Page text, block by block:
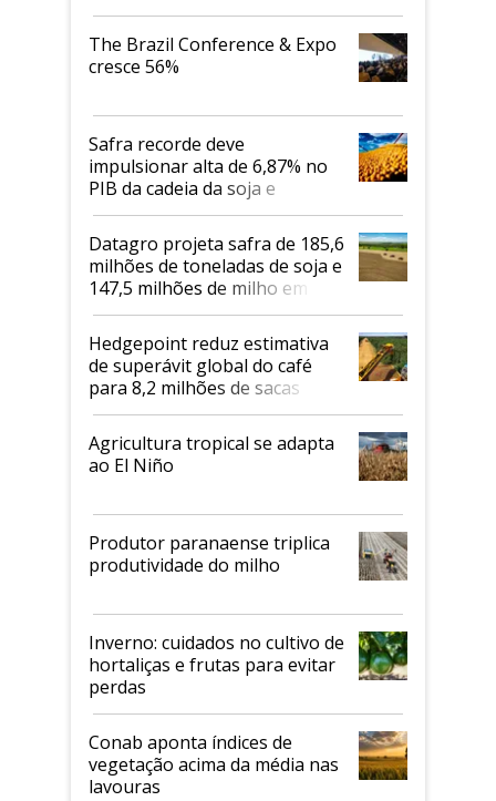
cafés Canephora
The Brazil Conference & Expo
cresce 56%
Safra recorde deve
impulsionar alta de 6,87% no
PIB da cadeia da soja e
biodiesel em 2026
Datagro projeta safra de 185,6
milhões de toneladas de soja e
147,5 milhões de milho em
2026/27
Hedgepoint reduz estimativa
de superávit global do café
para 8,2 milhões de sacas
Agricultura tropical se adapta
ao El Niño
Produtor paranaense triplica
produtividade do milho
Inverno: cuidados no cultivo de
hortaliças e frutas para evitar
perdas
Conab aponta índices de
vegetação acima da média nas
lavouras